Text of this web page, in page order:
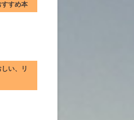
すめ本
い、リ